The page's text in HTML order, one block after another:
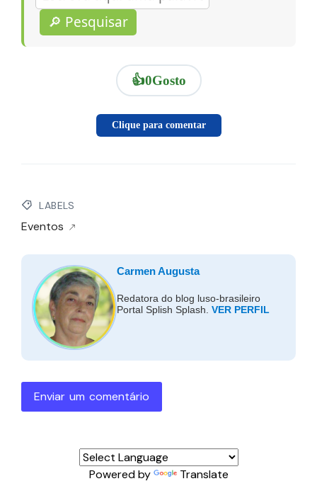
🔎 Pesquisar
👍0Gosto
Clique para comentar
LABELS
Eventos
Carmen Augusta
Redatora do blog luso-brasileiro
Portal Splish Splash. VER PERFIL
Enviar um comentário
Powered by Translate